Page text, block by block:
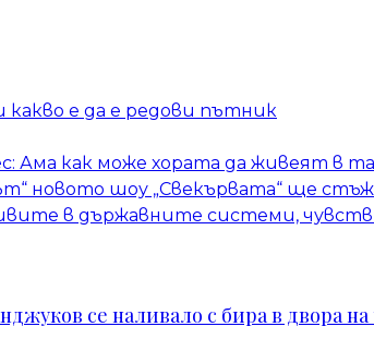
е да е редови пътник
Ама как може хората да живеят в
новото шоу „Свекървата“ ще
в държавните системи,
се наливало с бира в двора